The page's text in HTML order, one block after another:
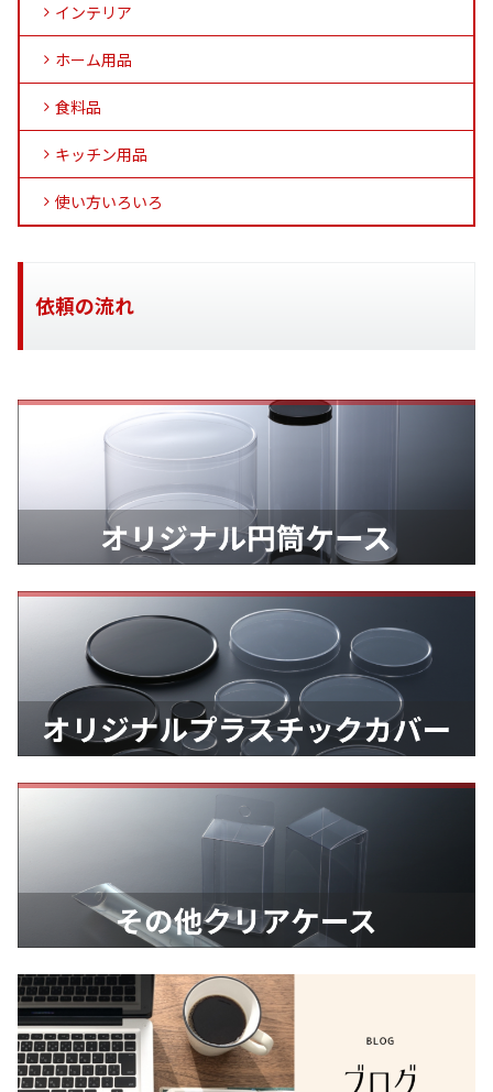
インテリア
ホーム用品
食料品
キッチン用品
使い方いろいろ
依頼の流れ